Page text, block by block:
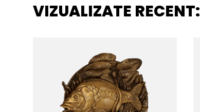
VIZUALIZATE RECENT: